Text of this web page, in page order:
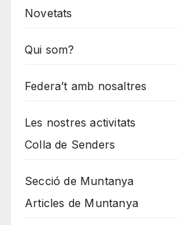
Novetats
Qui som?
Federa’t amb nosaltres
Les nostres activitats
Colla de Senders
Secció de Muntanya
Articles de Muntanya